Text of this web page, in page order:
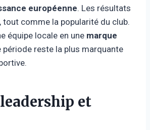
européenne. Les résultats
comme la popularité du club.
équipe locale en une marque
période reste la plus marquante
et